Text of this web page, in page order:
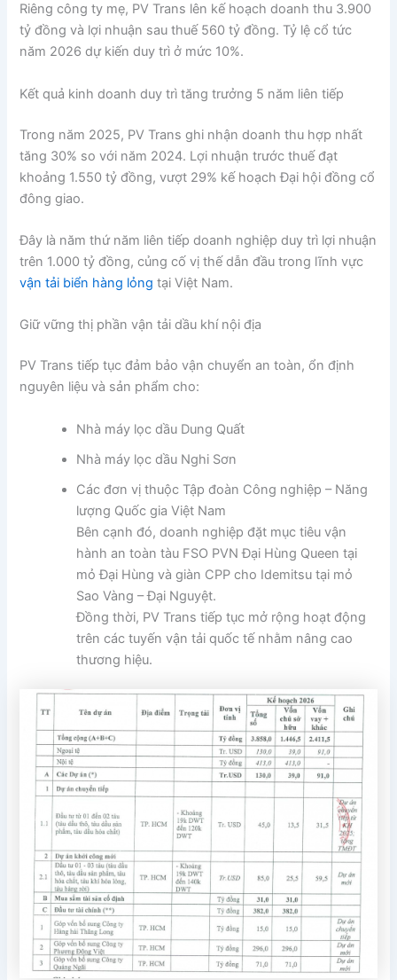
Riêng công ty mẹ, PV Trans lên kế hoạch doanh thu 3.900
tỷ đồng và lợi nhuận sau thuế 560 tỷ đồng. Tỷ lệ cổ tức
năm 2026 dự kiến duy trì ở mức 10%.
Kết quả kinh doanh duy trì tăng trưởng 5 năm liên tiếp
Trong năm 2025, PV Trans ghi nhận doanh thu hợp nhất
tăng 30% so với năm 2024. Lợi nhuận trước thuế đạt
khoảng 1.550 tỷ đồng, vượt 29% kế hoạch Đại hội đồng cổ
đông giao.
Đây là năm thứ năm liên tiếp doanh nghiệp duy trì lợi nhuận
trên 1.000 tỷ đồng, củng cố vị thế dẫn đầu trong lĩnh vực
vận tải biển hàng lỏng tại Việt Nam.
Giữ vững thị phần vận tải dầu khí nội địa
PV Trans tiếp tục đảm bảo vận chuyển an toàn, ổn định
nguyên liệu và sản phẩm cho:
Nhà máy lọc dầu Dung Quất
Nhà máy lọc dầu Nghi Sơn
Các đơn vị thuộc Tập đoàn Công nghiệp – Năng
lượng Quốc gia Việt Nam
Bên cạnh đó, doanh nghiệp đặt mục tiêu vận
hành an toàn tàu FSO PVN Đại Hùng Queen tại
mỏ Đại Hùng và giàn CPP cho Idemitsu tại mỏ
Sao Vàng – Đại Nguyệt.
Đồng thời, PV Trans tiếp tục mở rộng hoạt động
trên các tuyến vận tải quốc tế nhằm nâng cao
thương hiệu.